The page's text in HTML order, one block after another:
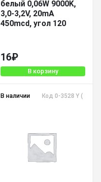
белый 0,06W 9000K,
3,0-3,2V, 20mA
450mcd, угол 120
16₽
В корзину
В наличии Код 0-3528 Y